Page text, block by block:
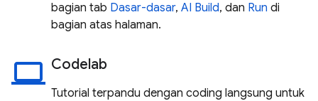
bagian tab Dasar-dasar, AI Build, dan Run di
bagian atas halaman.
laptop Codelab
Tutorial terpandu dengan coding langsung untuk